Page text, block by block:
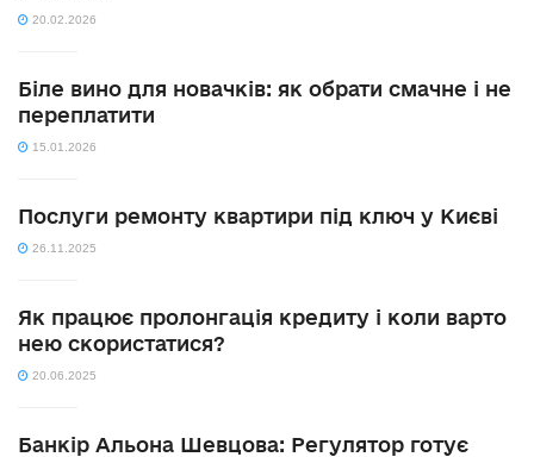
20.02.2026
Біле вино для новачків: як обрати смачне і не
переплатити
15.01.2026
Послуги ремонту квартири під ключ у Києві
26.11.2025
Як працює пролонгація кредиту і коли варто
нею скористатися?
20.06.2025
Банкір Альона Шевцова: Регулятор готує